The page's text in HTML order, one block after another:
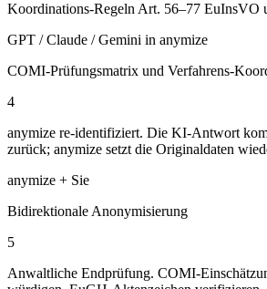
Koordinations-Regeln Art. 56–77 EuInsVO
GPT / Claude / Gemini in anymize
COMI-Prüfungsmatrix und Verfahrens-
4
anymize re-identifiziert. Die KI-Antwort
zurück; anymize setzt die Originaldaten
anymize + Sie
Bidirektionale Anonymisierung
5
Anwaltliche Endprüfung. COMI-